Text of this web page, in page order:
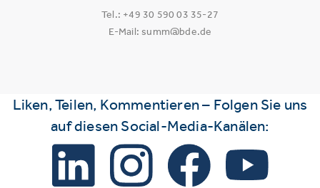
Tel.: +49 30 590 03 35-27
E-Mail: summ@bde.de
Liken, Teilen, Kommentieren – Folgen Sie uns
auf diesen Social-Media-Kanälen: